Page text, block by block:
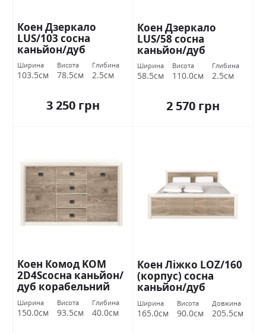
Коен Дзеркало
LUS/103 сосна
каньйон/дуб
корабельний БРВ
Україна
Ширина
103.5см
Висота
78.5см
Глибина
2.5см
3 250 грн
Коен Дзеркало
LUS/58 сосна
каньйон/дуб
корабельний БРВ
Україна
Ширина
58.5см
Висота
110.0см
Глибина
2.5см
2 570 грн
Коен Комод KOM
2D4Sсосна каньйон/
дуб корабельний
БРВ Україна
Ширина
150.0см
Висота
93.5см
Глибина
40.0см
Коен Ліжко LOZ/160
(корпус) сосна
каньйон/дуб
корабельний БРВ
Україна
Ширина
165.0см
Висота
90.0см
Довжина
205.5см